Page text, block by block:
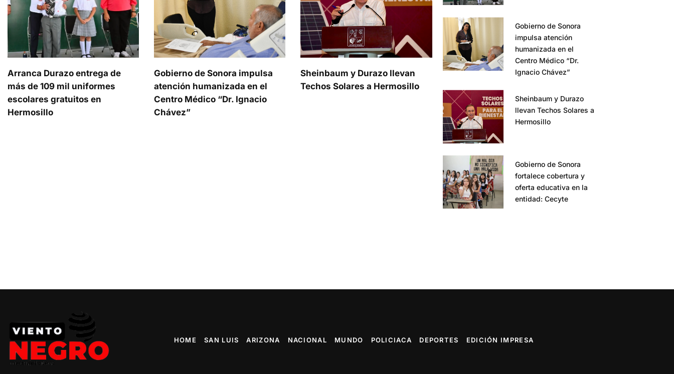
Arranca Durazo entrega de
más de 109 mil uniformes
escolares gratuitos en
Hermosillo
Gobierno de Sonora impulsa
atención humanizada en el
Centro Médico “Dr. Ignacio
Chávez”
Sheinbaum y Durazo llevan
Techos Solares a Hermosillo
Gobierno de Sonora
impulsa atención
humanizada en el
Centro Médico “Dr.
Ignacio Chávez”
Sheinbaum y Durazo
llevan Techos Solares a
Hermosillo
Gobierno de Sonora
fortalece cobertura y
oferta educativa en la
entidad: Cecyte
HOME SAN LUIS ARIZONA NACIONAL MUNDO POLICIACA DEPORTES EDICIÓN IMPRESA